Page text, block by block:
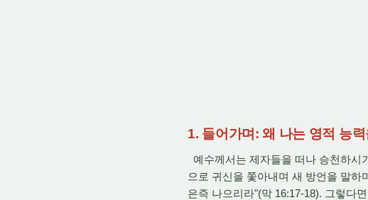
1. 들어가며: 왜 나는 영적 능
예수께서는 제자들을 떠나 승천하시
으로 귀신을 쫓아내며 새 방언을 말
은즉 나으리라"(막 16:17-18). 그렇다